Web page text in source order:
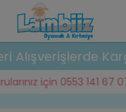
Alışverişlerde
için 0553 141 67 07